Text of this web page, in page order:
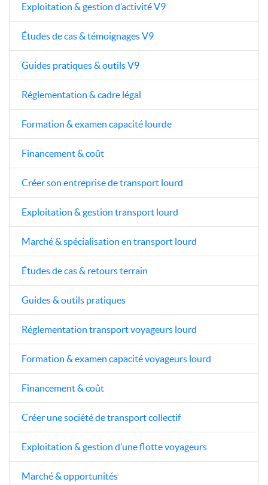
Exploitation & gestion d’activité V9
Études de cas & témoignages V9
Guides pratiques & outils V9
Réglementation & cadre légal
Formation & examen capacité lourde
Financement & coût
Créer son entreprise de transport lourd
Exploitation & gestion transport lourd
Marché & spécialisation en transport lourd
Études de cas & retours terrain
Guides & outils pratiques
Réglementation transport voyageurs lourd
Formation & examen capacité voyageurs lourd
Financement & coût
Créer une société de transport collectif
Exploitation & gestion d’une flotte voyageurs
Marché & opportunités